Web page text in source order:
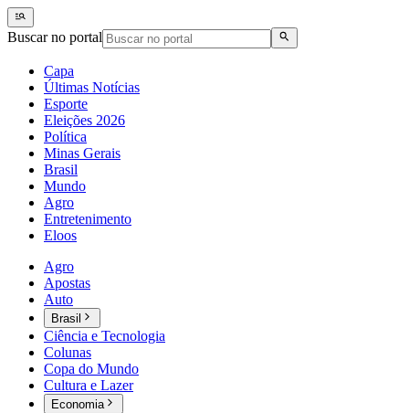
Buscar no portal
Capa
Últimas Notícias
Esporte
Eleições 2026
Política
Minas Gerais
Brasil
Mundo
Agro
Entretenimento
Eloos
Agro
Apostas
Auto
Brasil
Ciência e Tecnologia
Colunas
Copa do Mundo
Cultura e Lazer
Economia